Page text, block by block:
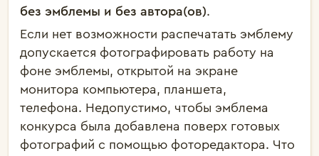
без эмблемы и без автора(ов).
Если нет возможности распечатать эмблему
допускается фотографировать работу на
фоне эмблемы, открытой на экране
монитора компьютера, планшета,
телефона. Недопустимо, чтобы эмблема
конкурса была добавлена поверх готовых
фотографий с помощью фоторедактора. Что